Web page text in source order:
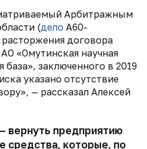
Арбитражным
(дело А60-
договора
«Омутинская научная
заключенного в 2019
указано отсутствие
— рассказал Алексей
вернуть предприятию
средства, которые, по